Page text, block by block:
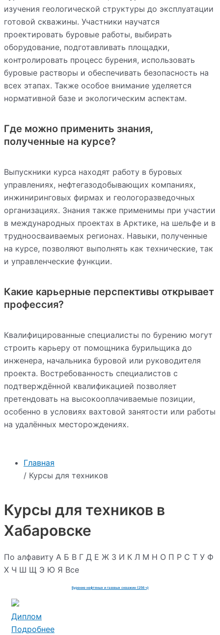
Главная
/ Курсы для техников
Курсы для техников в
Хабаровске
По алфавиту А Б В Г Д Е Ж З И К Л М Н О П Р С Т У Ф
Х Ч Ш Щ Э Ю Я Все
Бурение нефтяных и газовых скважин (256 ч)
Диплом
Подробнее
изучения геологической структуры до эксплуатации
готовой скважины. Участники научатся
проектировать буровые работы, выбирать
оборудование, подготавливать площадки,
контролировать процесс бурения, использовать
буровые растворы и обеспечивать безопасность на
всех этапах. Также особое внимание уделяется
нормативной базе и экологическим аспектам.
Где можно применить знания,
полученные на курсе?
Выпускники курса находят работу в буровых
управлениях, нефтегазодобывающих компаниях,
инжиниринговых фирмах и геологоразведочных
организациях. Знания также применимы при участии
в международных проектах в Арктике, на шельфе и в
трудноосваиваемых регионах. Навыки, полученные
на курсе, позволяют выполнять как технические, так
и управленческие функции.
Какие карьерные перспективы открывает
профессия?
Квалифицированные специалисты по бурению могут
строить карьеру от помощника бурильщика до
инженера, начальника буровой или руководителя
проекта. Востребованность специалистов с
подтверждённой квалификацией позволяет
претендовать на высокооплачиваемые позиции,
особенно в условиях вахтовой занятости или работы
на удалённых месторождениях.